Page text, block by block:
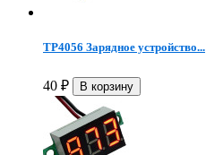
TP4056 Зарядное устройство...
40 ₽